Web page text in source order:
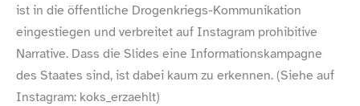
ist in die öffentliche Drogenkriegs-​Kommunikation
eingestiegen und verbreitet auf Instagram prohibitive
Narrative. Dass die Slides eine Informationskampagne
des Staates sind, ist dabei kaum zu erkennen. (Siehe auf
Instagram: koks_erzaehlt)